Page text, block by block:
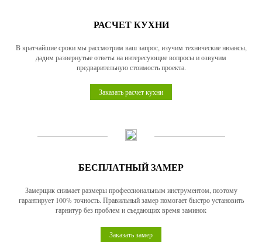
РАСЧЕТ КУХНИ
В кратчайшие сроки мы рассмотрим ваш запрос, изучим технические нюансы,
дадим развернутые ответы на интересующие вопросы и озвучим
предварительную стоимость проекта.
Заказать расчет кухни
БЕСПЛАТНЫЙ ЗАМЕР
Замерщик снимает размеры профессиональным инструментом, поэтому
гарантирует 100% точность. Правильный замер помогает быстро установить
гарнитур без проблем и съедающих время заминок
Заказать замер